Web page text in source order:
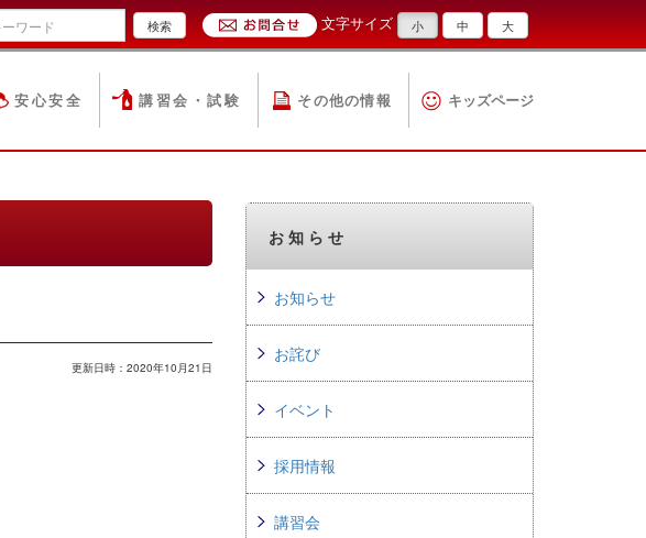
文字サイズ 小 中 大
検索
安心安全 講習会・試験 その他の情報 キッズページ
更新日時：2020年10月21日
お知らせ
お知らせ
お詫び
イベント
採用情報
講習会